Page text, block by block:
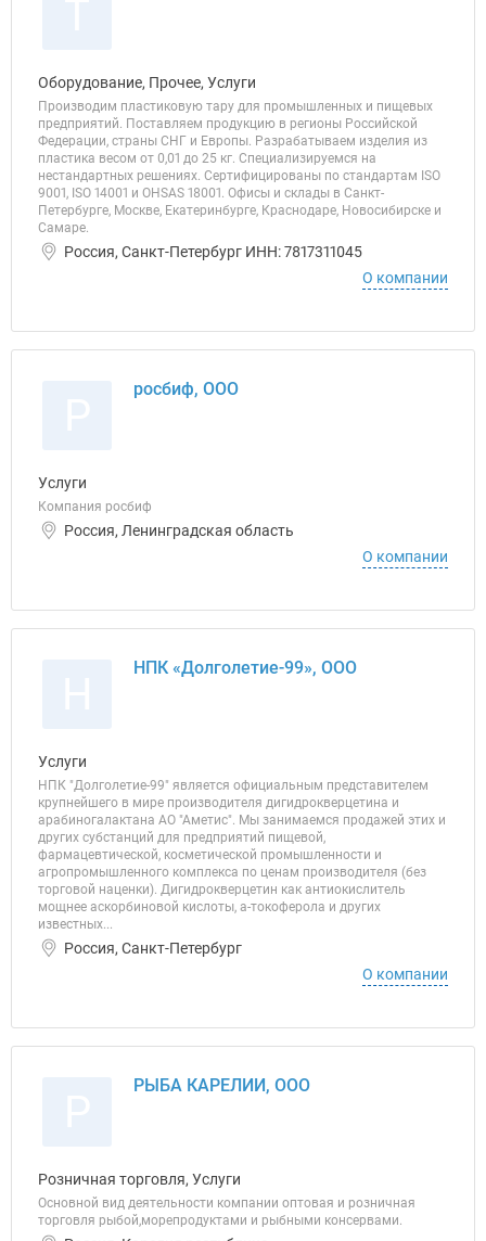
Оборудование, Прочее, Услуги
Производим пластиковую тару для промышленных и пищевых
предприятий. Поставляем продукцию в регионы Российской
Федерации, страны СНГ и Европы. Разрабатываем изделия из
пластика весом от 0,01 до 25 кг. Специализируемся на
нестандартных решениях. Сертифицированы по стандартам ISO
9001, ISO 14001 и OHSAS 18001. Офисы и склады в Санкт-
Петербурге, Москве, Екатеринбурге, Краснодаре, Новосибирске и
Самаре.
Россия, Санкт-Петербург ИНН: 7817311045
О компании
росбиф, ООО
Услуги
Компания росбиф
Россия, Ленинградская область
О компании
НПК «Долголетие-99», ООО
Услуги
НПК "Долголетие-99" является официальным представителем
крупнейшего в мире производителя дигидрокверцетина и
арабиногалактана АО "Аметис". Мы занимаемся продажей этих и
других субстанций для предприятий пищевой,
фармацевтической, косметической промышленности и
агропромышленного комплекса по ценам производителя (без
торговой наценки). Дигидрокверцетин как антиокислитель
мощнее аскорбиновой кислоты, а-токоферола и других
известных...
Россия, Санкт-Петербург
О компании
РЫБА КАРЕЛИИ, ООО
Розничная торговля, Услуги
Основной вид деятельности компании оптовая и розничная
торговля рыбой,морепродуктами и рыбными консервами.